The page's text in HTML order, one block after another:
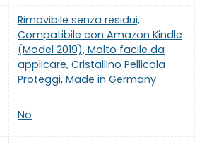
‎Rimovibile senza residui,
Compatibile con Amazon Kindle
(Model 2019), Molto facile da
applicare, Cristallino Pellicola
Proteggi, Made in Germany
‎No